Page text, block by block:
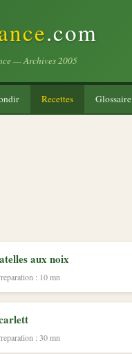
.com
— Archives 2005
Recettes Glossaire
aux noix
: 10 mn
: 30 mn